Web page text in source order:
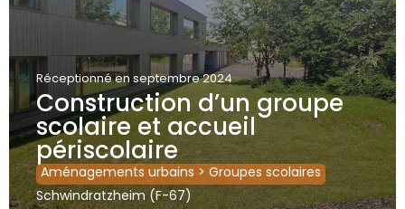
Réceptionnéen septembre 2024
Construction d’un groupe
scolaire et accueil
périscolaire
Aménagements urbains > Groupes scolaires
Schwindratzheim (F-67)